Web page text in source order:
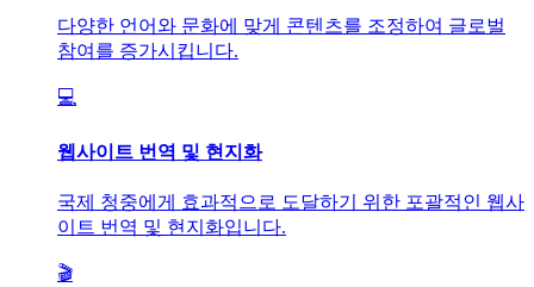
다양한 언어와 문화에 맞게 콘텐츠를 조정하여 글로벌
참여를 증가시킵니다.
💻
웹사이트 번역 및 현지화
국제 청중에게 효과적으로 도달하기 위한 포괄적인 웹사
이트 번역 및 현지화입니다.
🎬